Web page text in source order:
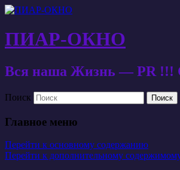
ПИАР-ОКНО
Вся наша Жизнь — PR !!!
Поиск
Главное меню
Перейти к основному содержанию
Перейти к дополнительному